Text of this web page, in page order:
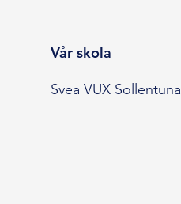
Vår skola
Svea VUX Sollentuna